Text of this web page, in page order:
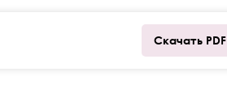
Скачать PDF